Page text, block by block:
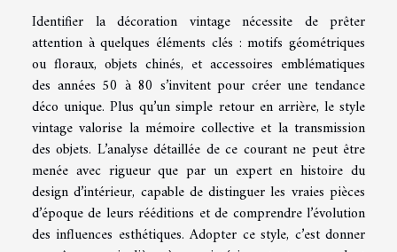
Identifier la décoration vintage nécessite de prêter
attention à quelques éléments clés : motifs géométriques
ou floraux, objets chinés, et accessoires emblématiques
des années 50 à 80 s’invitent pour créer une tendance
déco unique. Plus qu’un simple retour en arrière, le style
vintage valorise la mémoire collective et la transmission
des objets. L’analyse détaillée de ce courant ne peut être
menée avec rigueur que par un expert en histoire du
design d’intérieur, capable de distinguer les vraies pièces
d’époque de leurs rééditions et de comprendre l’évolution
des influences esthétiques. Adopter ce style, c’est donner